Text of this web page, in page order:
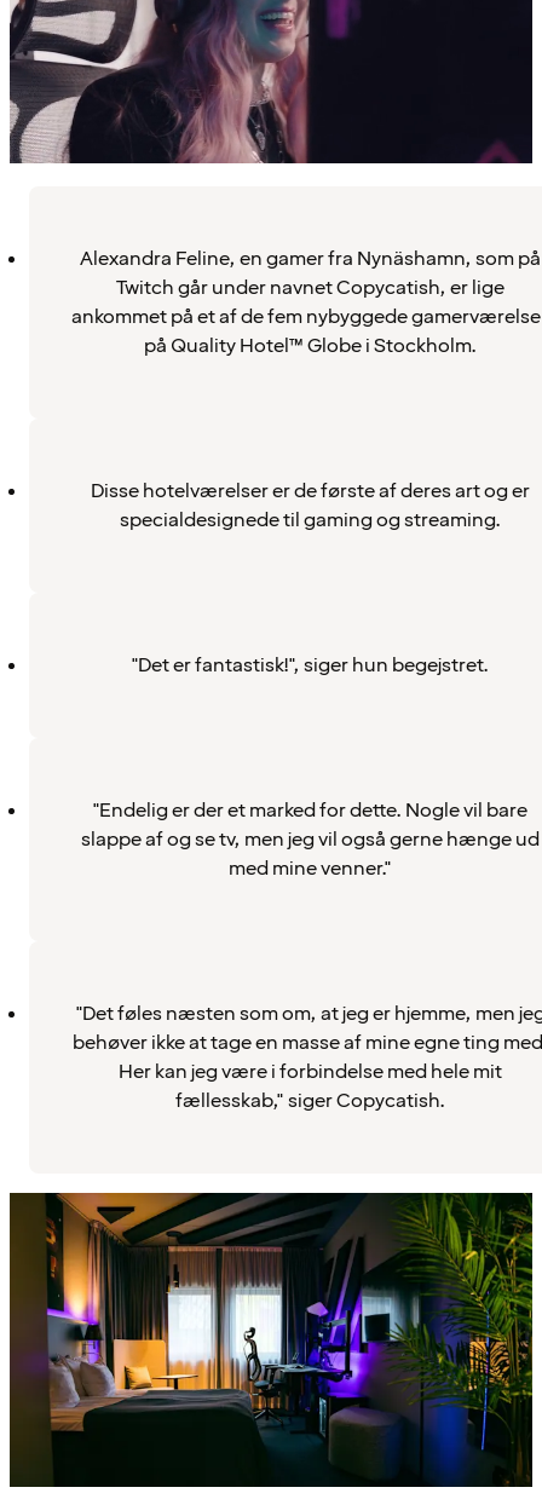
Alexandra Feline, en gamer fra Nynäshamn, som på
Twitch går under navnet Copycatish, er lige
ankommet på et af de fem nybyggede
på Quality Hotel™ Globe i Stockholm.
Disse hotelværelser er de første af deres art og er
specialdesignede til gaming og streaming.
"Det er fantastisk!", siger hun begejstret.
"Endelig er der et marked for dette. Nogle vil bare
slappe af og se tv, men jeg vil også gerne hænge ud
med mine venner."
"Det føles næsten som om, at jeg er hjemme, men
behøver ikke at tage en masse af mine egne ting
Her kan jeg være i forbindelse med hele mit
fællesskab," siger Copycatish.